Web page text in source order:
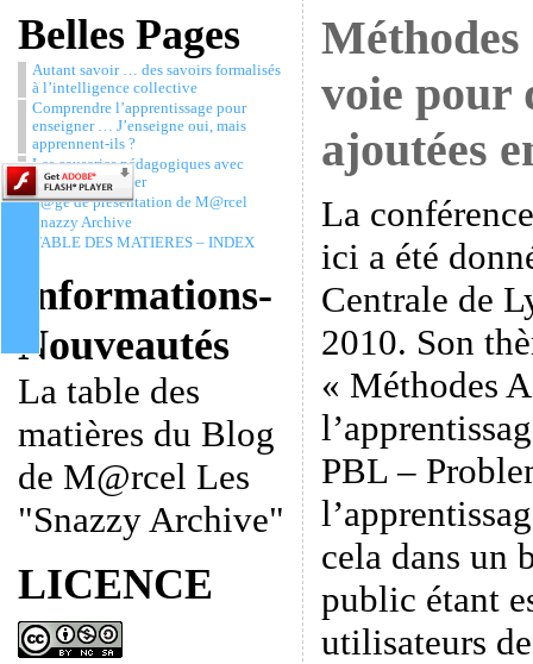
Belles Pages
Autant savoir … des savoirs formalisés
à l’intelligence collective
Comprendre l’apprentissage pour
enseigner … J’enseigne oui, mais
apprennent-ils ?
Les causeries pédagogiques avec
Christophe Batier
P@ge de présentation de M@rcel
Snazzy Archive
TABLE DES MATIERES – INDEX
Informations-
Nouveautés
La table des
matières du Blog
de M@rcel Les
"Snazzy Archive"
LICENCE
voie pour
ajoutées
La
ici a été
Centrale de
2010. Son
« Méthodes
PBL –
cela dans un
public étant
utilisateurs